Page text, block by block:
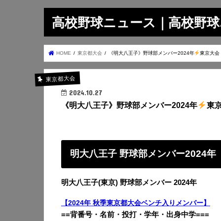
高校野球ニュース｜高校野
HOME 東京都大会 《明大八王子》野球部メンバー2024年 東京大会
東京都大会
2024.10.27
《明大八王子》野球部メンバー2024年 東
明大八王子 野球部メンバー2024年
明大八王子(東京) 野球部メンバー 2024年
【2024年 秋季東京都大会ベンチ入りメンバー】
==背番号・名前・投打・学年・出身中学===